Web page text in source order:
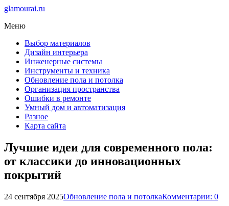
glamourai.ru
Меню
Выбор материалов
Дизайн интерьера
Инженерные системы
Инструменты и техника
Обновление пола и потолка
Организация пространства
Ошибки в ремонте
Умный дом и автоматизация
Разное
Карта сайта
Лучшие идеи для современного пола:
от классики до инновационных
покрытий
24 сентября 2025Обновление пола и потолкаКомментарии: 0